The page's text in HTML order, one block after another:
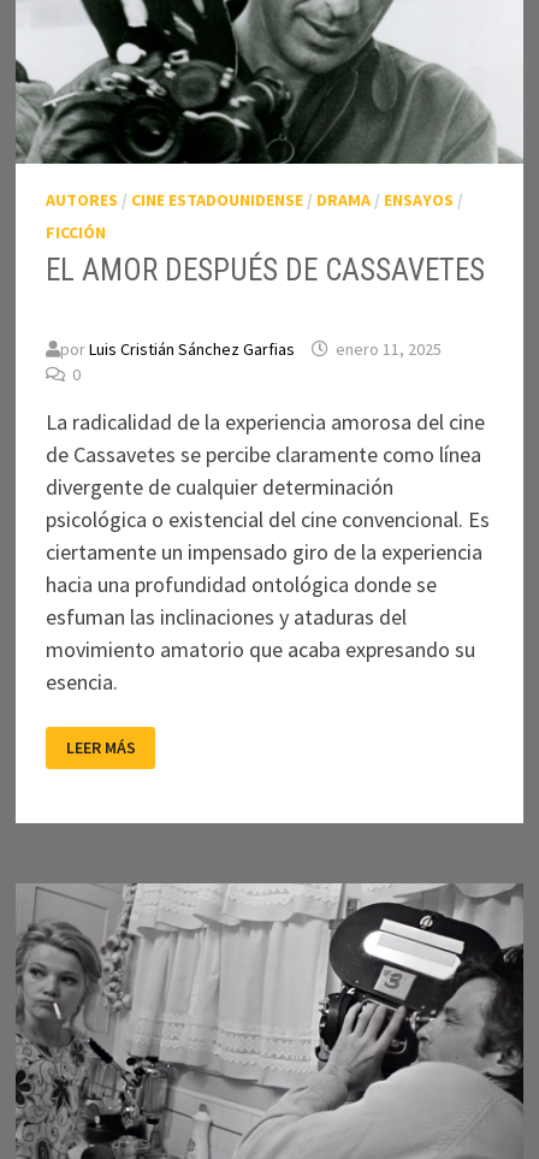
AUTORES / CINE ESTADOUNIDENSE/ DRAMA/ ENSAYOS /
FICCIÓN
EL AMOR DESPUÉS DE CASSAVETES
porLuis Cristián Sánchez Garfias
enero 11, 2025
0
La radicalidad de la experiencia amorosa del cine
de Cassavetes se percibe claramente como línea
divergente de cualquier determinación
psicológica o existencial del cine convencional. Es
ciertamente un impensado giro de la experiencia
hacia una profundidad ontológica donde se
esfuman las inclinaciones y ataduras del
movimiento amatorio que acaba expresando su
esencia.
AMOR
DESPUÉS
LEER MÁS